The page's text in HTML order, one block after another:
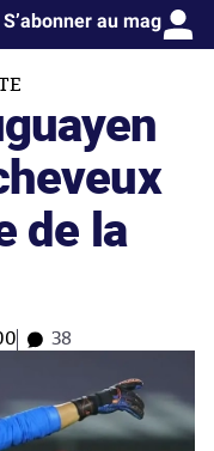
S’abonner au mag
de la
38